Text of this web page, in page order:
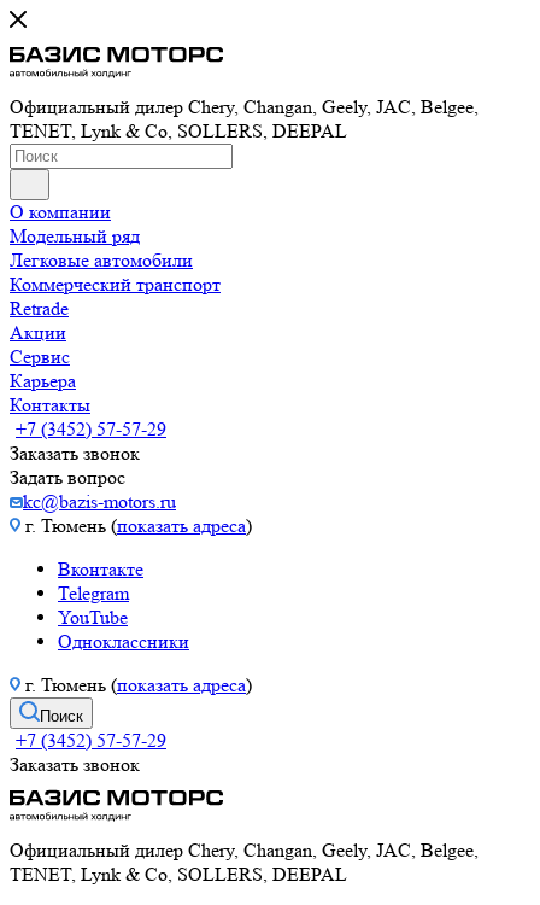
Официальный дилер Chery, Changan, Geely, JAC, Belgee,
TENET, Lynk & Co, SOLLERS, DEEPAL
О компании
Модельный ряд
Легковые автомобили
Коммерческий транспорт
Retrade
Акции
Сервис
Карьера
Контакты
+7 (3452) 57-57-29
Заказать звонок
Задать вопрос
kc@bazis-motors.ru
г. Тюмень (показать адреса)
Вконтакте
Telegram
YouTube
Одноклассники
г. Тюмень (показать адреса)
Поиск
+7 (3452) 57-57-29
Заказать звонок
Официальный дилер Chery, Changan, Geely, JAC, Belgee,
TENET, Lynk & Co, SOLLERS, DEEPAL